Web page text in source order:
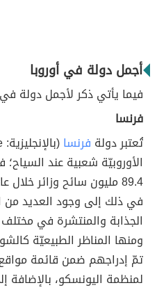
أجمل دولة في أوروبا
فيما يأتي ذكر لأجمل دولة في
فرنسا
تُعتبر دولة فرنسا
الأوروبيّة شعبية عند
89.4 مليون سائح وزائر خلال عام 2018م،
في ذلك إلى وجود العديد من
الجذابة والمنتشرة في
تمّ إدراجهم ضمن قائمة مواقع
لمنظمة اليونسكو، بالإضافة